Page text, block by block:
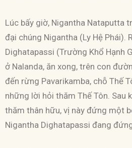
Lúc bấy giờ, Nigantha Nataputta
đại chúng Nigantha (Ly Hệ Phái).
Dighatapassi (Trường Khổ Hạnh
ở Nalanda, ăn xong, trên con
đến rừng Pavarikamba, chỗ Thế
những lời hỏi thăm Thế Tôn. Sau
thăm thân hữu, vị này đứng một
Nigantha Dighatapassi đang